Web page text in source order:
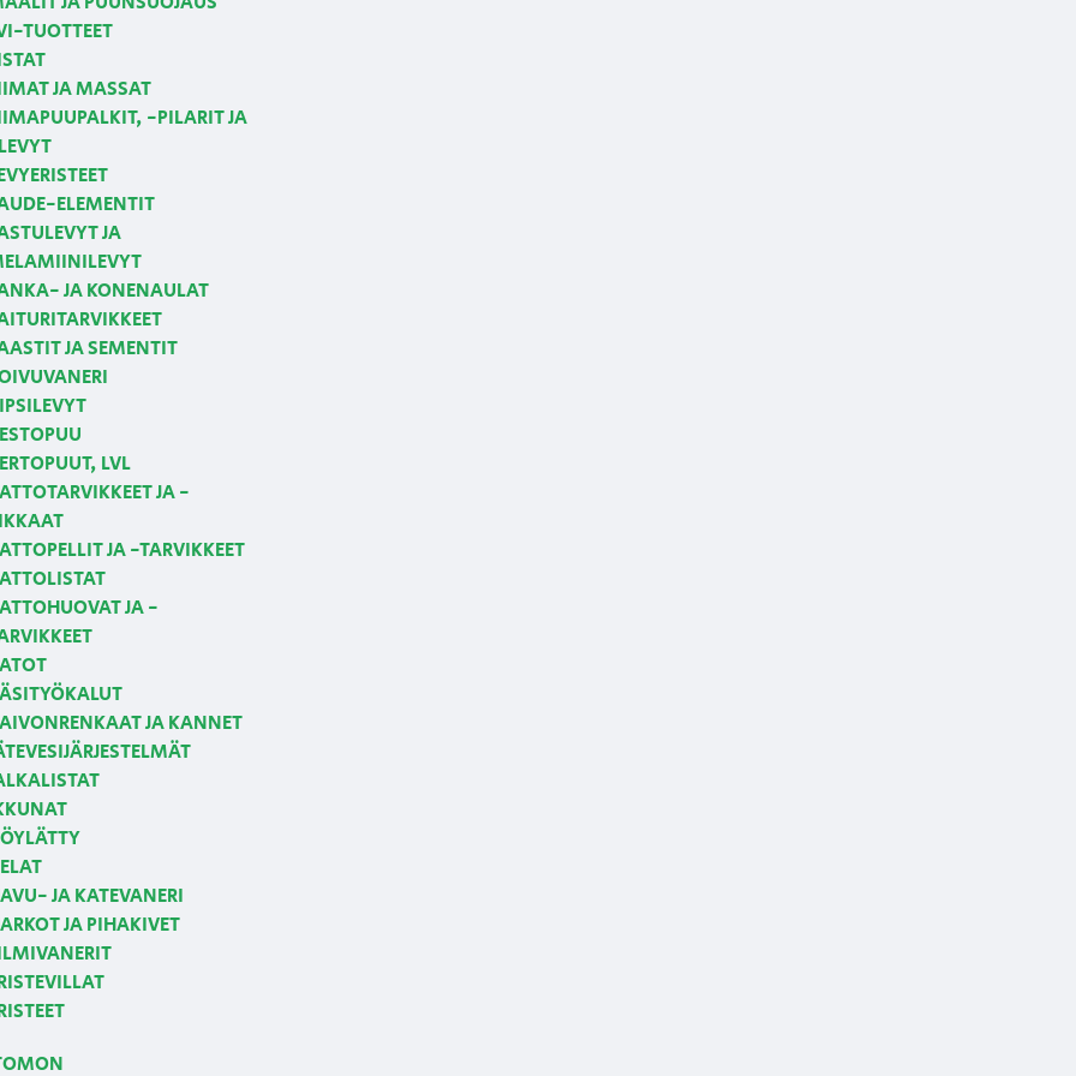
TUOTTEET
JA MASSAT
-PILARIT JA
ELEMENTIT
JA
JA KONENAULAT
JA SEMENTIT
LVL
JA -
JA -TARVIKKEET
JA -
JA KANNET
JA KATEVANERI
JA PIHAKIVET